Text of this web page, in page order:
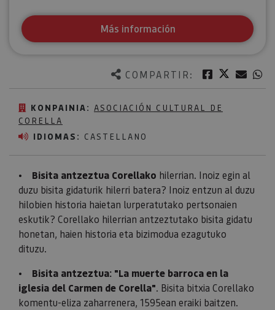
COMPARTIR: Facebook
Twitter
KONPAINIA: ASOCIACIÓN CULTURAL DE
CORELLA
IDIOMAS: CASTELLANO
• Bisita antzeztua Corellako hilerrian. Inoiz egin al
duzu bisita gidaturik hilerri batera? Inoiz entzun al duzu
hilobien historia haietan lurperatutako pertsonaien
eskutik? Corellako hilerrian antzeztutako bisita gidatu
honetan, haien historia eta bizimodua ezagutuko
dituzu.
• Bisita antzeztua: "La muerte barroca en la
iglesia del Carmen de Corella". Bisita bitxia Corellako
komentu-eliza zaharrenera, 1595ean eraiki baitzen.
Más información